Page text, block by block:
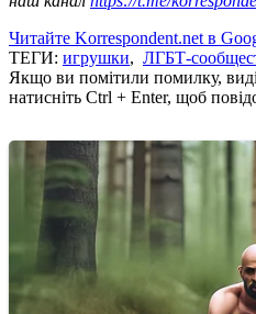
Читайте Korrespondent.net в
ТЕГИ: игрушки, ЛГБТ-
Якщо ви помітили помилку,
натисніть Ctrl + Enter, щоб